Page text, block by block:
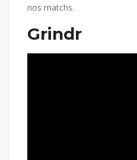
nos matchs.
Grindr